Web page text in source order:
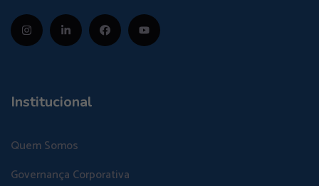
Institucional
Quem Somos
Governança Corporativa